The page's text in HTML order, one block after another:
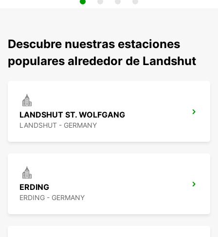
Descubre nuestras estaciones
populares alrededor de Landshut
LANDSHUT ST. WOLFGANG
LANDSHUT - GERMANY
ERDING
ERDING - GERMANY